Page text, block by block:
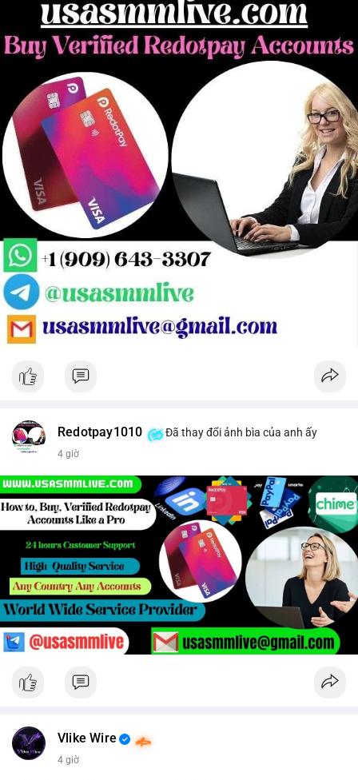
Redotpay1010 Đã thay đổi ảnh bìa của anh ấy
4 giờ
Vlike Wire
4 giờ